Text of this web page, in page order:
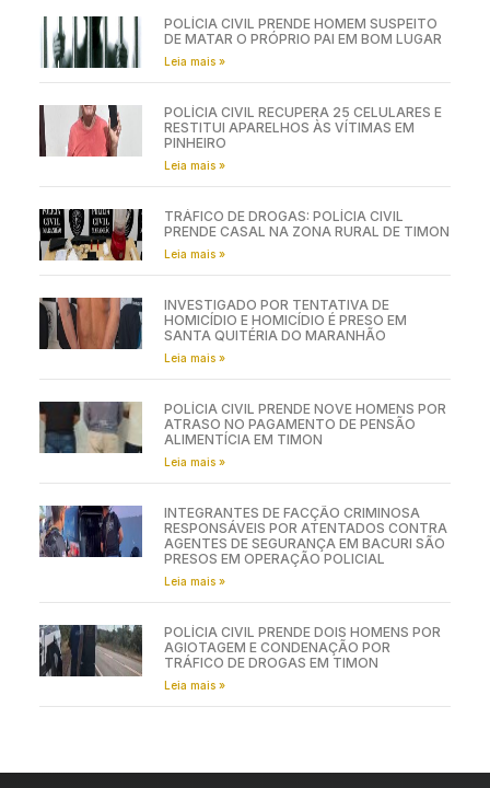
POLÍCIA CIVIL PRENDE HOMEM SUSPEITO
DE MATAR O PRÓPRIO PAI EM BOM LUGAR
Leia mais »
POLÍCIA CIVIL RECUPERA 25 CELULARES E
RESTITUI APARELHOS ÀS VÍTIMAS EM
PINHEIRO
Leia mais »
TRÁFICO DE DROGAS: POLÍCIA CIVIL
PRENDE CASAL NA ZONA RURAL DE TIMON
Leia mais »
INVESTIGADO POR TENTATIVA DE
HOMICÍDIO E HOMICÍDIO É PRESO EM
SANTA QUITÉRIA DO MARANHÃO
Leia mais »
POLÍCIA CIVIL PRENDE NOVE HOMENS POR
ATRASO NO PAGAMENTO DE PENSÃO
ALIMENTÍCIA EM TIMON
Leia mais »
INTEGRANTES DE FACÇÃO CRIMINOSA
RESPONSÁVEIS POR ATENTADOS CONTRA
AGENTES DE SEGURANÇA EM BACURI SÃO
PRESOS EM OPERAÇÃO POLICIAL
Leia mais »
POLÍCIA CIVIL PRENDE DOIS HOMENS POR
AGIOTAGEM E CONDENAÇÃO POR
TRÁFICO DE DROGAS EM TIMON
Leia mais »